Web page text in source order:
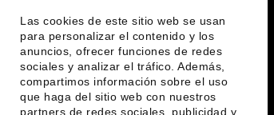
Las cookies de este sitio web se usan
para personalizar el contenido y los
anuncios, ofrecer funciones de redes
sociales y analizar el tráfico. Además,
compartimos información sobre el uso
que haga del sitio web con nuestros
partners de redes sociales, publicidad y